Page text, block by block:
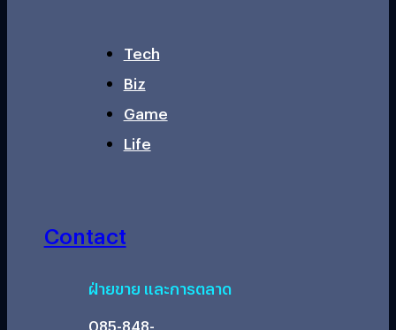
Tech
Biz
Game
Life
Contact
ฝ่ายขาย และการตลาด